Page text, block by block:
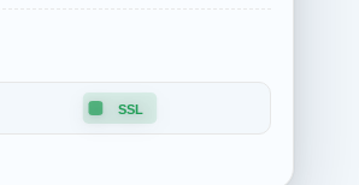
SSL